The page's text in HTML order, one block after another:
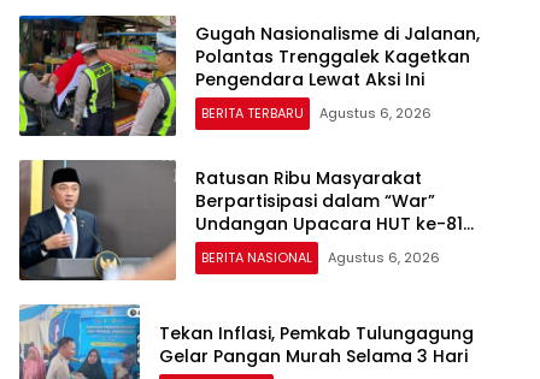
Gugah Nasionalisme di Jalanan,
Polantas Trenggalek Kagetkan
Pengendara Lewat Aksi Ini
BERITA TERBARU Agustus 6, 2026
Ratusan Ribu Masyarakat
Berpartisipasi dalam “War”
Undangan Upacara HUT ke-81
Kemerdekaan RI
BERITA NASIONAL Agustus 6, 2026
Tekan Inflasi, Pemkab Tulungagung
Gelar Pangan Murah Selama 3 Hari